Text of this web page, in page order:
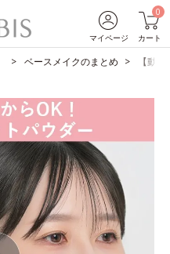
マイページ
0
カート
ベースメイクのまとめ 【動